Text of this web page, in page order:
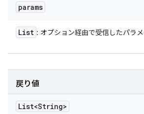
params
List : オプション経由で受信したパラ
戻り値
List<String>